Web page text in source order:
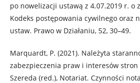
po nowelizacji ustawą z 4.07.2019 r. o
Kodeks postępowania cywilnego oraz
ustaw. Prawo w Działaniu, 52, 30–49.
Marquardt, P. (2021). Należyta
zabezpieczenia praw i interesów stron
Szereda (red.), Notariat. Czynności